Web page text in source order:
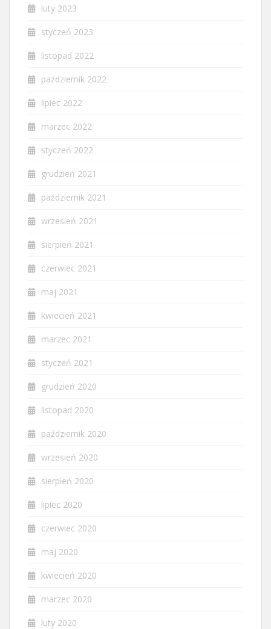
luty 2023
styczeń 2023
listopad 2022
październik 2022
lipiec 2022
marzec 2022
styczeń 2022
grudzień 2021
październik 2021
wrzesień 2021
sierpień 2021
czerwiec 2021
maj 2021
kwiecień 2021
marzec 2021
styczeń 2021
grudzień 2020
listopad 2020
październik 2020
wrzesień 2020
sierpień 2020
lipiec 2020
czerwiec 2020
maj 2020
kwiecień 2020
marzec 2020
luty 2020